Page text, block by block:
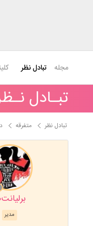
مجله تبادل نظر
تبـادل
تبادل نظر متفرقه
برلیانت20
مدیر